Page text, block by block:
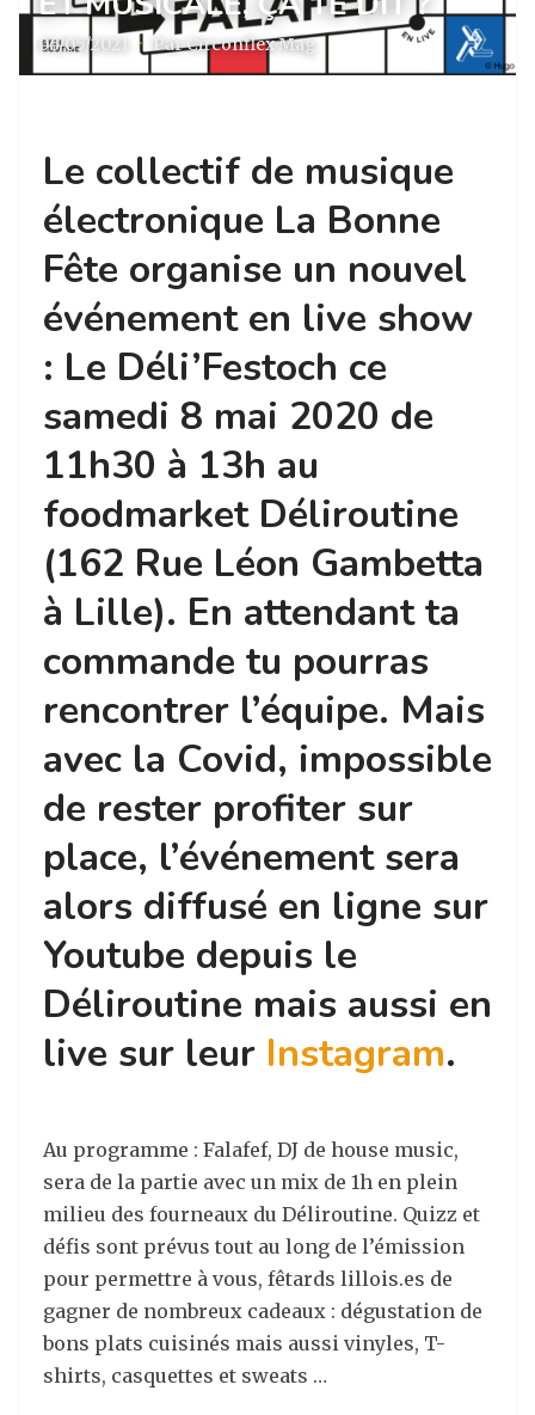
06/05/2021 · Par Circonflex Mag
Le collectif de musique
électronique La Bonne
Fête organise un nouvel
événement en live show
: Le Déli’Festoch ce
samedi 8 mai 2020 de
11h30 à 13h au
foodmarket Déliroutine
(162 Rue Léon Gambetta
à Lille). En attendant ta
commande tu pourras
rencontrer l’équipe. Mais
avec la Covid, impossible
de rester profiter sur
place, l’événement sera
alors diffusé en ligne sur
Youtube depuis le
Déliroutine mais aussi en
live sur leur Instagram.
Au programme : Falafef, DJ de house music,
sera de la partie avec un mix de 1h en plein
milieu des fourneaux du Déliroutine. Quizz et
défis sont prévus tout au long de l’émission
pour permettre à vous, fêtards lillois.es de
gagner de nombreux cadeaux : dégustation de
bons plats cuisinés mais aussi vinyles, T-
shirts, casquettes et sweats …